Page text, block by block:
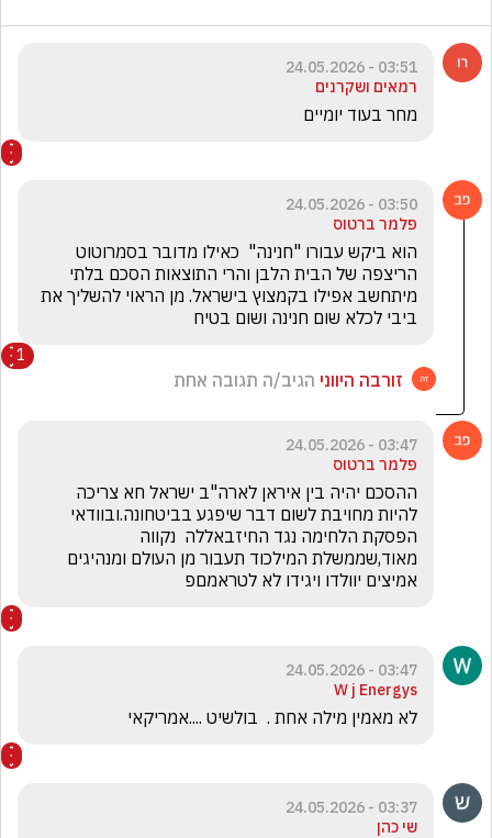
03:51 - 24.05.2026
רמאים ושקרנים
מחר בעוד יומיים
03:50 - 24.05.2026
פלמר ברטוס
ביבי לכלא שום חנינה ושום בטיח
1
זורבה היווני הגיב/ה תגובה אחת
03:47 - 24.05.2026
פלמר ברטוס
אמיצים יוולדו ויגידו לא לטראמםפ
03:47 - 24.05.2026
W j Energys
לא מאמין מילה אחת .  בולשיט ....אמריקאי
03:37 - 24.05.2026
שי כהן